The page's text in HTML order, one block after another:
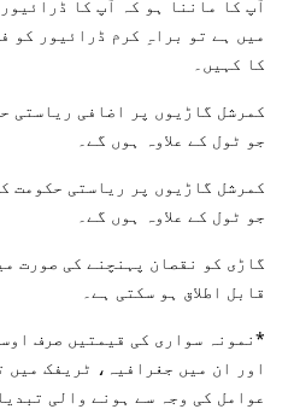
آپ کا ماننا ہو کہ آپ کا
میں ہے تو براہِ کرم ڈرائیور کو
کا کہیں۔
کمرشل گاڑیوں پر اضافی ریاستی
جو ٹول کے علاوہ ہوں گے۔
کمرشل گاڑیوں پر ریاستی حکومت
جو ٹول کے علاوہ ہوں گے۔
گاڑی کو نقصان پہنچنے کی صورت
قابل اطلاق ہو سکتی ہے۔
اور ان میں جغرافیہ، ٹریفک میں
عوامل کی وجہ سے ہونے والی